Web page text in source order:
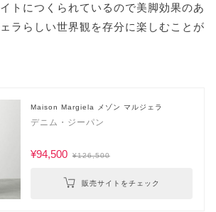
トにつくられているので美脚効果のあ
ラらしい世界観を存分に楽しむことが
Maison Margiela メゾン マルジェラ
デニム・ジーパン
¥94,500 ¥126,500
販売サイトをチェック